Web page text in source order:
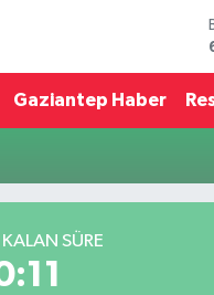
Gaziantep Haber
SÜRE